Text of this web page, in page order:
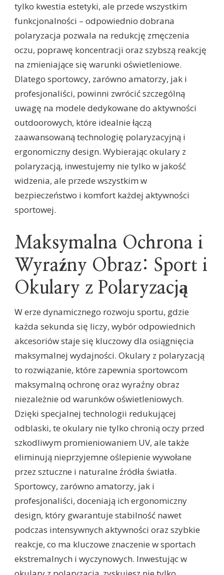
tylko kwestia estetyki, ale przede wszystkim
funkcjonalności – odpowiednio dobrana
polaryzacja pozwala na redukcję zmęczenia
oczu, poprawę koncentracji oraz szybszą reakcję
na zmieniające się warunki oświetleniowe.
Dlatego sportowcy, zarówno amatorzy, jak i
profesjonaliści, powinni zwrócić szczególną
uwagę na modele dedykowane do aktywności
outdoorowych, które idealnie łączą
zaawansowaną technologię polaryzacyjną i
ergonomiczny design. Wybierając okulary z
polaryzacją, inwestujemy nie tylko w jakość
widzenia, ale przede wszystkim w
bezpieczeństwo i komfort każdej aktywności
sportowej.
Maksymalna Ochrona i
Wyraźny Obraz: Sport i
Okulary z Polaryzacją
W erze dynamicznego rozwoju sportu, gdzie
każda sekunda się liczy, wybór odpowiednich
akcesoriów staje się kluczowy dla osiągnięcia
maksymalnej wydajności. Okulary z polaryzacją
to rozwiązanie, które zapewnia sportowcom
maksymalną ochronę oraz wyraźny obraz
niezależnie od warunków oświetleniowych.
Dzięki specjalnej technologii redukującej
odblaski, te okulary nie tylko chronią oczy przed
szkodliwym promieniowaniem UV, ale także
eliminują nieprzyjemne oślepienie wywołane
przez sztuczne i naturalne źródła światła.
Sportowcy, zarówno amatorzy, jak i
profesjonaliści, doceniają ich ergonomiczny
design, który gwarantuje stabilność nawet
podczas intensywnych aktywności oraz szybkie
reakcje, co ma kluczowe znaczenie w sportach
ekstremalnych i wyczynowych. Inwestując w